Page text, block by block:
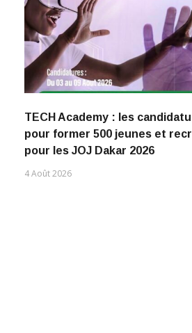
TECH Academy : les
pour former 500 jeunes et
pour les JOJ Dakar 2026
4 Août 2026